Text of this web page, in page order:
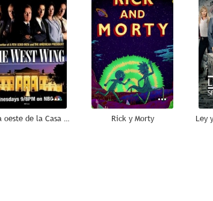
El ala oeste de la Casa Blanca Rick y Morty